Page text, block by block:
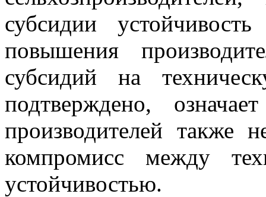
субсидии
повышения
субсидий на
подтверждено,
производителей также
компромисс между
устойчивостью.